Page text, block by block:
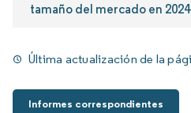
tamaño del mercado en
Última actualización de la
Informes correspondientes